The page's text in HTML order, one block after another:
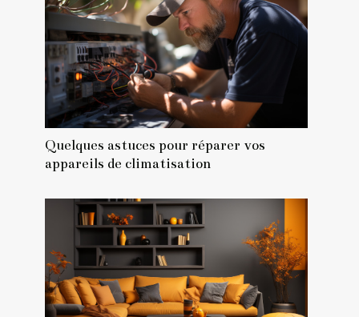
Quelques astuces pour réparer vos
appareils de climatisation